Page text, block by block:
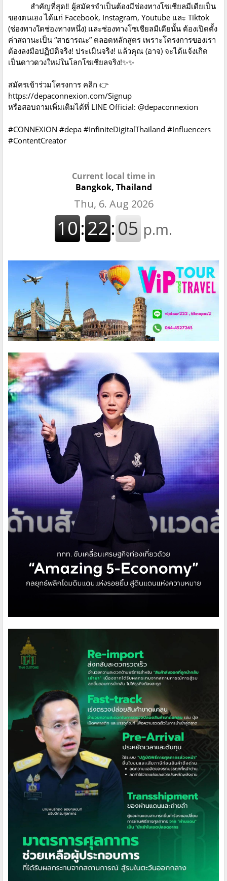
สำคัญที่สุด‼️ ผู้สมัครจำเป็นต้องมีช่องทางโซเชียลมีเดียเป็น
ของตนเอง ได้แก่ Facebook, Instagram, Youtube และ Tiktok
(ช่องทางใดช่องทางหนึ่ง) และช่องทางโซเชียลมีเดียนั้น ต้องเปิดตั้ง
ค่าสถานะเป็น “สาธารณะ” ตลอดหลักสูตร เพราะโครงการของเรา
ต้องลงมือปฏิบัติจริง! ประเมินจริง! แล้วคุณ (อาจ) จะได้แจ้งเกิด
เป็นดาวดวงใหม่ในโลกโซเชียลจริง!✨✨
สมัครเข้าร่วมโครงการ คลิก 👉
https://depaconnexion.com/Signup
หรือสอบถามเพิ่มเติมได้ที่ LINE Official: @depaconnexion
#CONNEXION #depa #InfiniteDigitalThailand #Influencers
#ContentCreator
Current local time in
Bangkok, Thailand